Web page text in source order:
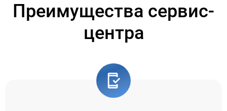
Преимущества сервис-
центра